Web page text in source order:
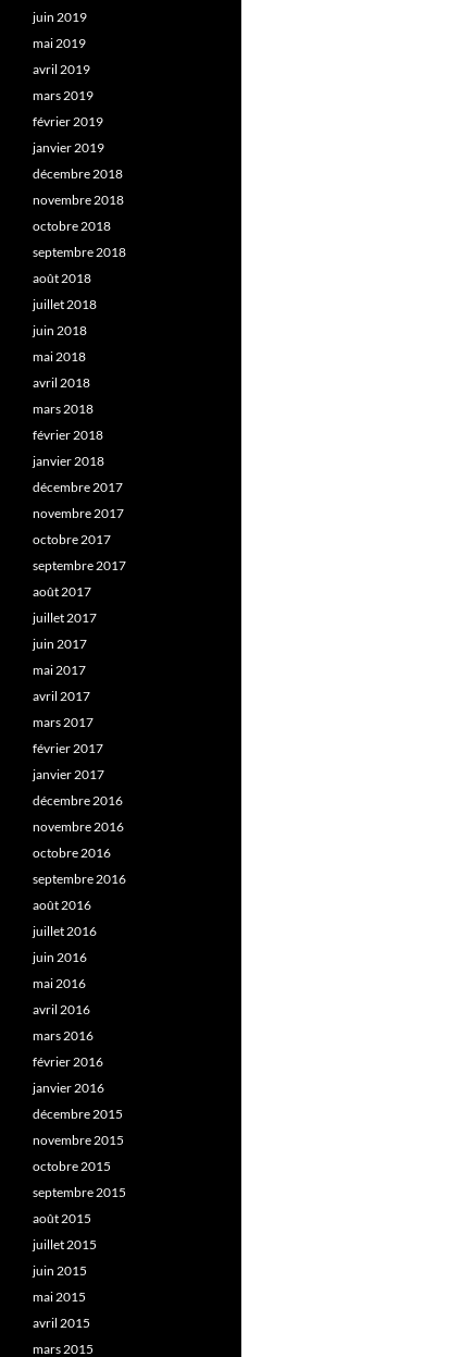
juin 2019
mai 2019
avril 2019
mars 2019
février 2019
janvier 2019
décembre 2018
novembre 2018
octobre 2018
septembre 2018
août 2018
juillet 2018
juin 2018
mai 2018
avril 2018
mars 2018
février 2018
janvier 2018
décembre 2017
novembre 2017
octobre 2017
septembre 2017
août 2017
juillet 2017
juin 2017
mai 2017
avril 2017
mars 2017
février 2017
janvier 2017
décembre 2016
novembre 2016
octobre 2016
septembre 2016
août 2016
juillet 2016
juin 2016
mai 2016
avril 2016
mars 2016
février 2016
janvier 2016
décembre 2015
novembre 2015
octobre 2015
septembre 2015
août 2015
juillet 2015
juin 2015
mai 2015
avril 2015
mars 2015